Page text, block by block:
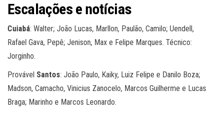
Escalações e notícias
Cuiabá: Walter; João Lucas, Marllon, Paulão, Camilo; Uendell,
Rafael Gava, Pepê; Jenison, Max e Felipe Marques. Técnico:
Jorginho.
Provável Santos: João Paulo, Kaiky, Luiz Felipe e Danilo Boza;
Madson, Camacho, Vinicius Zanocelo, Marcos Guilherme e Lucas
Braga; Marinho e Marcos Leonardo.